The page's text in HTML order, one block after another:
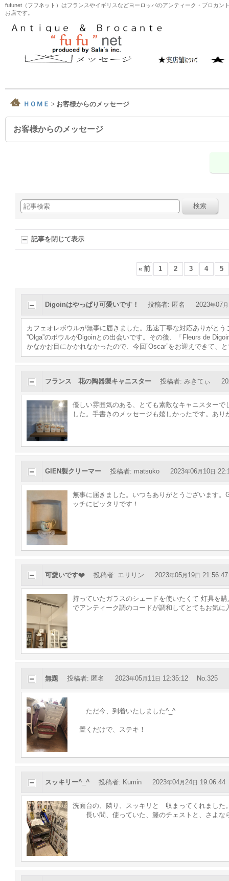
fufunet（フフネット）はフランスやイギリスなどヨーロッパのアンティーク・ブロカ
お店です。
ＨＯＭＥ > お客様からのメッセージ
お客様からのメッセージ
記事を閉じて表示
« 前 1 2 3 4 5
Digoinはやっぱり可愛いです！ 投稿者: 匿名 2023年07月
カフェオレボウルが無事に届きました。迅速丁寧な対応ありがとう
”Olga”のボウルがDigoinとの出会いです。その後、「Fleurs de
かなかお目にかかれなかったので、今回”Oscar”をお迎えできて、
フランス 花の陶器製キャニスター 投稿者: みきてぃ
優しい雰囲気のある、とても素敵なキャニスター
した。手書きのメッセージも嬉しかったです。あり
GIEN製クリーマー 投稿者: matsuko 2023年06月 10日
無事に届きました。いつもありがとうございます
ッチにピッタリです！
可愛いです❤️ 投稿者: エリリン 2023年05月 19日 21:56:47
持っていたガラスのシェードを使いたくて 灯具を
でアンティーク調のコードが調和してとてもお気
無題 投稿者: 匿名 2023年05月 11日 12:35:12 No.325
ただ今、到着いたしました^_^
置くだけで、ステキ！
スッキリー^_^ 投稿者: Kumin 2023年04月 24日 19:06:44
洗面台の、隣り、スッキリと 収まってくれました
長い間、使っていた、籐のチェストと、さよな